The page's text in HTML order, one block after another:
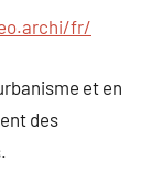
fr/
et en
des